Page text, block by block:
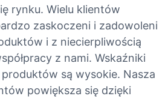
rynku. Wielu klientów
zaskoczeni i zadowoleni
i z niecierpliwością
z nami. Wskaźniki
są wysokie. Nasza
powiększa się dzięki